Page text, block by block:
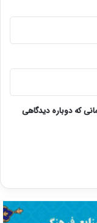
که دوباره دیدگاهی